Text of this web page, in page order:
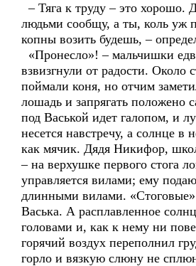
– Тяга к труду – это хорошо.
людьми сообщу, а ты, коль уж
копны возить будешь, –
«Пронесло»! – мальчишки
взвизгнули от радости. Около
поймали коня, но отчим
лошадь и запрягать положено
под Васькой идет галопом, и
несется навстречу, а солнце в
как мячик. Дядя Никифор,
– на верхушке первого стога
управляется вилами; ему
длинными вилами.
Васька. А расплавленное
головами и, как к нему ни
горячий воздух переполнил
горло и вязкую слюну не